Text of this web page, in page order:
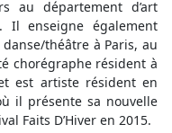
au département d’art
Il enseigne également
théâtre à Paris, au
chorégraphe résident à
est artiste résident en
il présente sa nouvelle
Faits D’Hiver en 2015.